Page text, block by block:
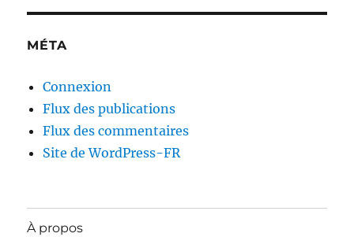
MÉTA
Connexion
Flux des publications
Flux des commentaires
Site de WordPress-FR
À propos